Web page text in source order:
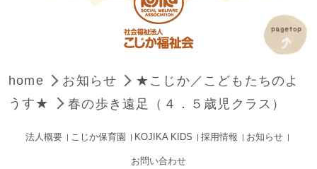
home お知らせ
★こじか／こどもたちのよ
うす★
春の歩き遠足（４．５歳児クラス）
法人概要 こじか保育園 KOJIKA KIDS 採用情報 お知らせ
お問い合わせ